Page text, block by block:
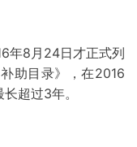
年8月24日才正式列
助目录》，在2016
超过3年。